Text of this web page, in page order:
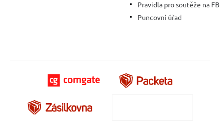
Pravidla pro soutěže na FB
Puncovní úřad